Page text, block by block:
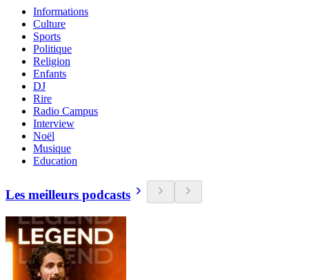
Informations
Culture
Sports
Politique
Religion
Enfants
DJ
Rire
Radio Campus
Interview
Noël
Musique
Education
Les meilleurs podcasts